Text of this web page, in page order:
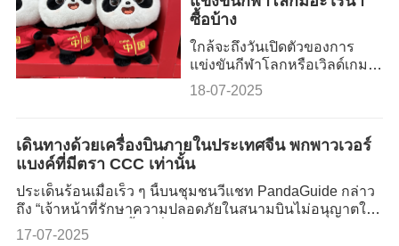
ซื้อบ้าง
ใกล้จะถึงวันเปิดตัวของการ
แข่งขันกีฬาโลกหรือเวิลด์เกมส์
(World Games) ประจำปี 2025
ที่เมืองเฉิงตู ณ ตอนนี้ “องค์
ผสานเข้ากับทุกแง่มุมของงาน
เมืองที่ผสมผสานประวัติศาสตร์
และความทันสมัยเข้าด้วยกัน
แห่งนี้กำลังเผยโฉมเอกลักษณ์
อันโดดเด่นสู่สายตาชาวโลก
18-07-2025
เดินทางด้วยเครื่องบินภายในประเทศจีน พกพาวเวอร์
แบงค์ที่มีตรา CCC เท่านั้น
ประเด็นร้อนเมื่อเร็ว ๆ นี้บนชุมชนวีแชท PandaGuide กล่าว
ถึง “เจ้าหน้าที่รักษาความปลอดภัยในสนามบินไม่อนุญาตให้
นำพาวเวอร์แบงค์ขึ้นเครื่อง”
17-07-2025